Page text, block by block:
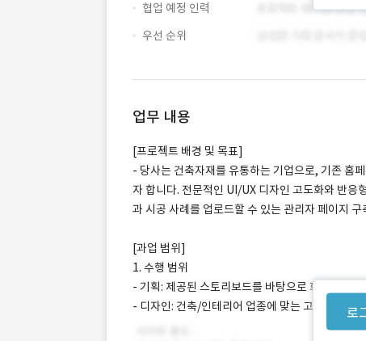
협업 예정 인력
우선 순위
업무 내용
로
[프로젝트 배경 및 목표]
- 당사는 건축자재를 유통하는 기업으로, 기존 홈
자 합니다. 전문적인 UI/UX 디자인 고도화와 반응
과 시공 사례를 업로드할 수 있는 관리자 페이지
[과업 범위]
1. 수행 범위
- 기획: 제공된 스토리보드를 바탕으로 화면 설계
- 디자인: 건축/인테리어 업종에 맞는 고급스러운